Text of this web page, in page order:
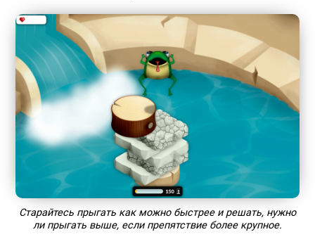
Старайтесь прыгать как можно быстрее и решать, нужно
ли прыгать выше, если препятствие более крупное.